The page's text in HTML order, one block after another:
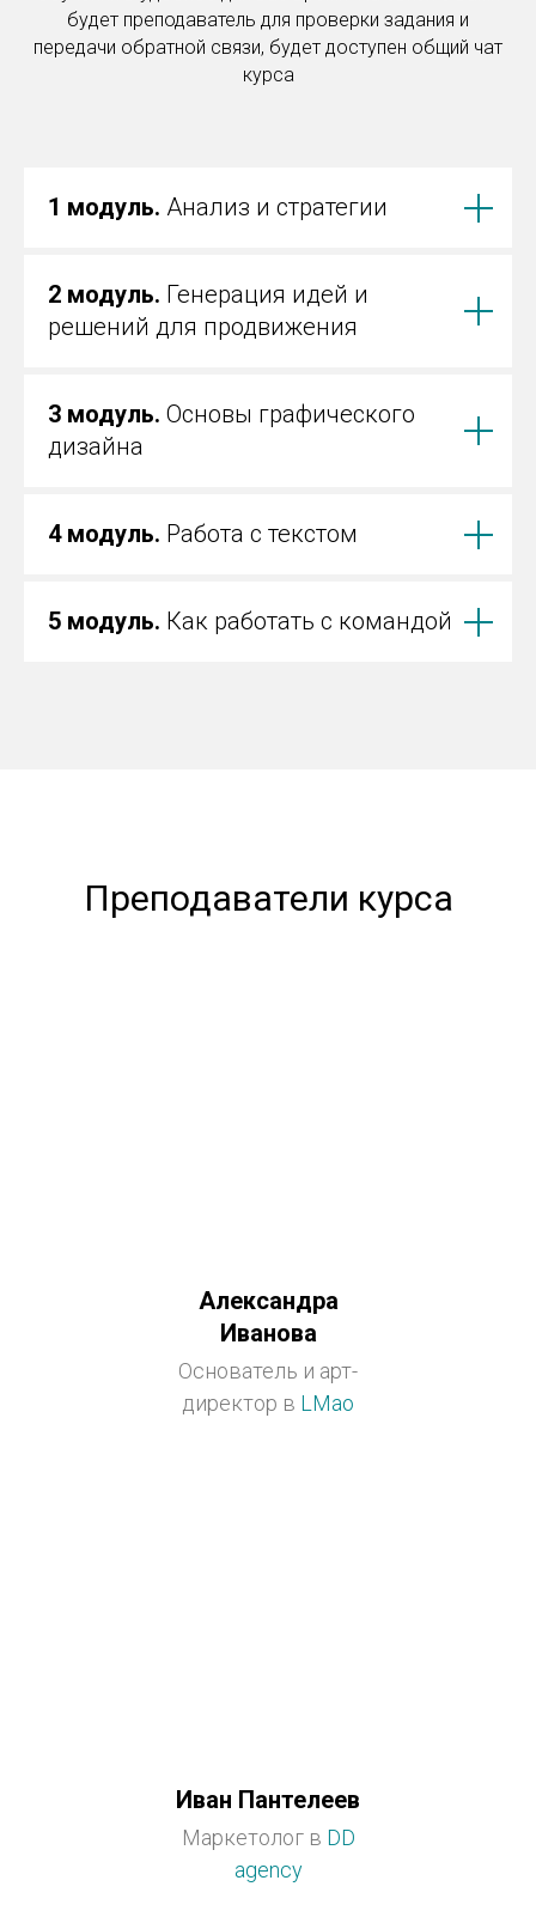
будет преподаватель для проверки задания и
передачи обратной связи, будет доступен общий чат
курса
1 модуль. Анализ и стратегии
2 модуль. Генерация идей и
решений для продвижения
3 модуль. Основы графического
дизайна
4 модуль. Работа с текстом
5 модуль. Как работать с командой
Преподаватели курса
Александра
Иванова
Основатель и арт-
директор в LMao
Иван Пантелеев
Маркетолог в DD
agency